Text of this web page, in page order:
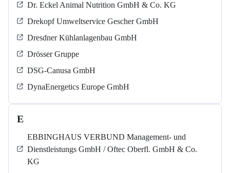
Dr. Eckel Animal Nutrition GmbH & Co. KG
Drekopf Umweltservice Gescher GmbH
Dresdner Kühlanlagenbau GmbH
Drösser Gruppe
DSG-Canusa GmbH
DynaEnergetics Europe GmbH
E
EBBINGHAUS VERBUND Management- und
Dienstleistungs GmbH / Oftec Oberfl. GmbH & Co.
KG